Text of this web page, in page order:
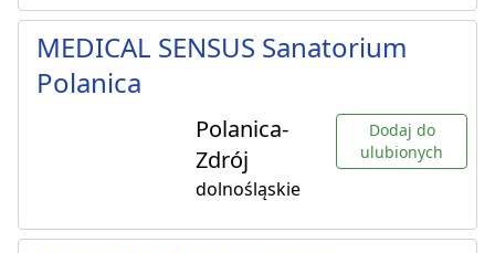
MEDICAL SENSUS Sanatorium
Polanica
Polanica-
Zdrój
dolnośląskie
Dodaj do
ulubionych